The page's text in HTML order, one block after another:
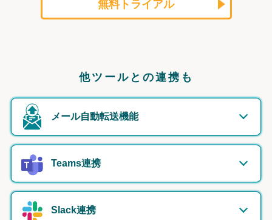
無料トライアル
他ツールとの連携も
メール自動転送機能
Teams連携
Slack連携